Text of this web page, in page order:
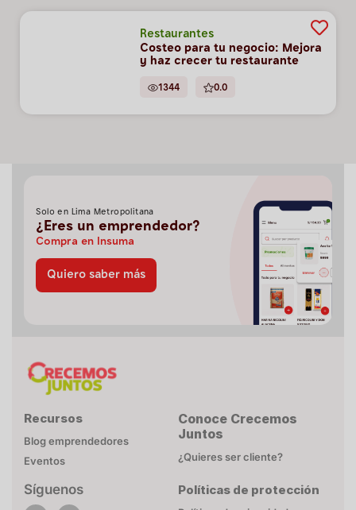
Restaurantes
Costeo para tu negocio: Mejora
y haz crecer tu restaurante
1344 0.0
Solo en Lima Metropolitana
¿Eres un emprendedor?
Compra en Insuma
Quiero saber más
Recursos
Blog emprendedores
Eventos
Síguenos
Conoce Crecemos
Juntos
¿Quieres ser cliente?
Políticas de protección
POLÍTICA DE COOKIES